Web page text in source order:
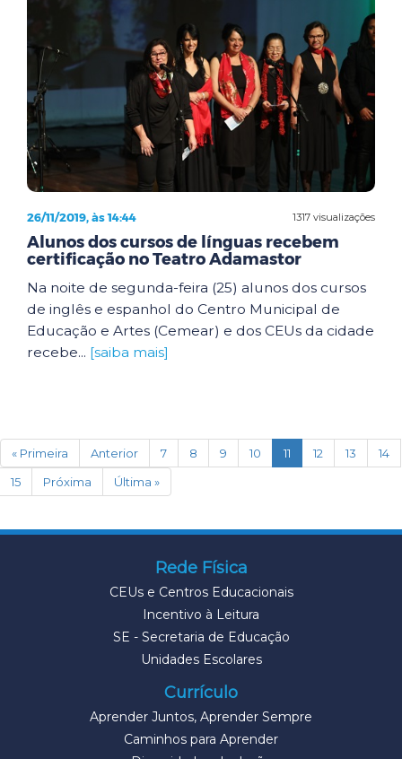
1317 visualizações
26/11/2019, às 14:44
Alunos dos cursos de línguas recebem
certificação no Teatro Adamastor
Na noite de segunda-feira (25) alunos dos cursos
de inglês e espanhol do Centro Municipal de
Educação e Artes (Cemear) e dos CEUs da cidade
recebe... [saiba mais]
« Primeira Anterior 7 8 9 10 11 (current)
12 13
14
15
Próxima Última »
Rede Física
CEUs e Centros Educacionais
Incentivo à Leitura
SE - Secretaria de Educação
Unidades Escolares
Currículo
Aprender Juntos, Aprender Sempre
Caminhos para Aprender